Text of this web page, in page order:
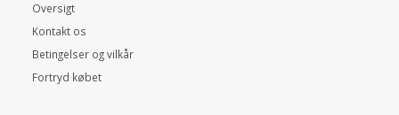
Oversigt
Kontakt os
Betingelser og vilkår
Fortryd købet